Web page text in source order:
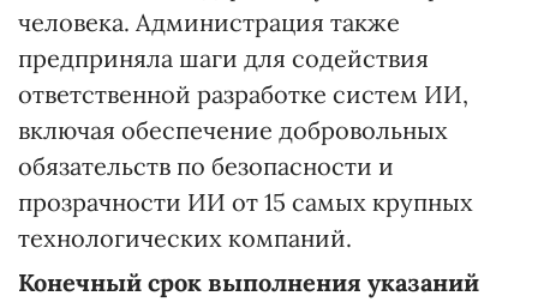
человека. Администрация также
предприняла шаги для содействия
ответственной разработке систем ИИ,
включая обеспечение добровольных
обязательств по безопасности и
прозрачности ИИ от 15 самых крупных
технологических компаний.
Конечный срок выполнения указаний